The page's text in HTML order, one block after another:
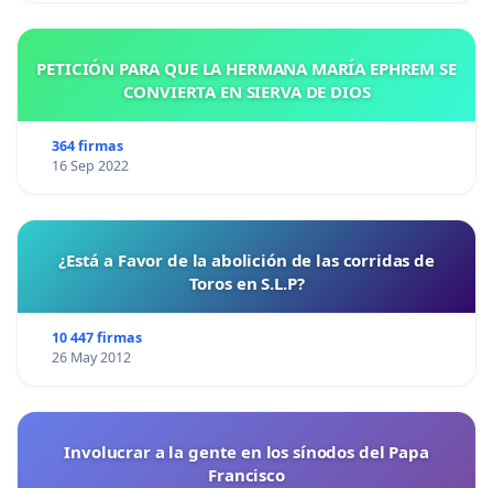
PETICIÓN PARA QUE LA HERMANA MARÍA EPHREM SE
CONVIERTA EN SIERVA DE DIOS
364 firmas
16 Sep 2022
¿Está a Favor de la abolición de las corridas de
Toros en S.L.P?
10 447 firmas
26 May 2012
Involucrar a la gente en los sínodos del Papa
Francisco